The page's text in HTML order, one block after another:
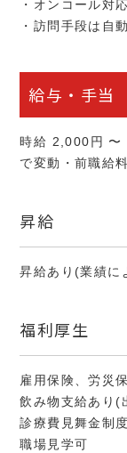
・オンコール対
・訪問手段は自
給与・手当
時給 2,000円
で変動・前職給
昇給
昇給あり(業績に
福利厚生
雇用保険、労災
飲み物支給あり(
診療費見舞金制度
職場見学可